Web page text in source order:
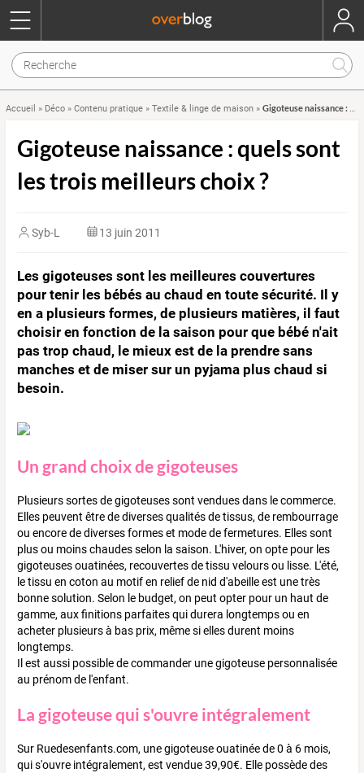
Accueil » Déco » Contenu pratique » Textile & linge de maison » Gigoteuse naissance : quels sont les trois meilleurs choix ?
Gigoteuse naissance : quels sont
les trois meilleurs choix ?
Syb-L 13 juin 2011
Les gigoteuses sont les meilleures couvertures
pour tenir les bébés au chaud en toute sécurité. Il y
en a plusieurs formes, de plusieurs matières, il faut
choisir en fonction de la saison pour que bébé n'ait
pas trop chaud, le mieux est de la prendre sans
manches et de miser sur un pyjama plus chaud si
besoin.
Un grand choix de gigoteuses
Plusieurs sortes de gigoteuses sont vendues dans le commerce.
Elles peuvent être de diverses qualités de tissus, de rembourrage
ou encore de diverses formes et mode de fermetures. Elles sont
plus ou moins chaudes selon la saison. L'hiver, on opte pour les
gigoteuses ouatinées, recouvertes de tissu velours ou lisse. L'été,
le tissu en coton au motif en relief de nid d'abeille est une très
bonne solution. Selon le budget, on peut opter pour un haut de
gamme, aux finitions parfaites qui durera longtemps ou en
acheter plusieurs à bas prix, même si elles durent moins
longtemps.
Il est aussi possible de commander une gigoteuse personnalisée
au prénom de l'enfant.
La gigoteuse qui s'ouvre intégralement
Sur Ruedesenfants.com, une gigoteuse ouatinée de 0 à 6 mois,
qui s'ouvre intégralement, est vendue 39,90€. Elle possède des